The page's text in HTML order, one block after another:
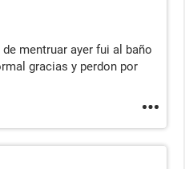
mentruar ayer fui al baño
gracias y perdon por